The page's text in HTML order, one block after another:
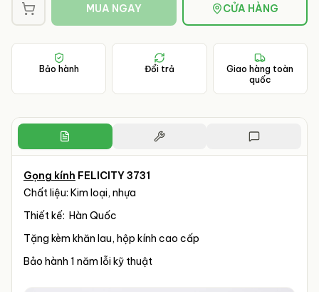
MUA NGAY CỬA HÀNG
Bảo hành Đổi trả
Giao hàng toàn
quốc
Gọng kính FELICITY 3731
Chất liệu: Kim loại, nhựa
Thiết kế: Hàn Quốc
Tặng kèm khăn lau, hộp kính cao cấp
Bảo hành 1 năm lỗi kỹ thuật